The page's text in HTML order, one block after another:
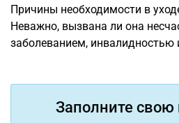
Причины необходимости в
Неважно, вызвана ли она
заболеванием, инвалидностью
Заполните свою